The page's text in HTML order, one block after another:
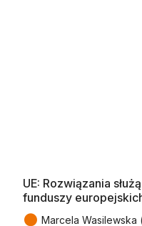
UE: Rozwiązania
funduszy
● Marcela Wasilewska